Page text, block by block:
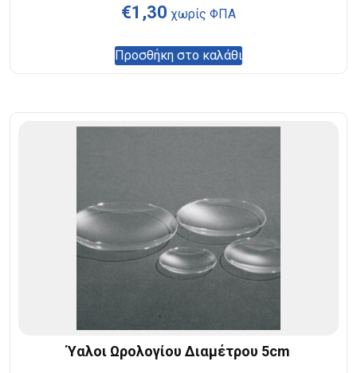
€1,30 χωρίς ΦΠΑ
Προσθήκη στο καλάθι
Ύαλοι Ωρολογίου Διαμέτρου 5cm